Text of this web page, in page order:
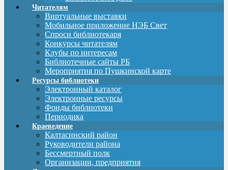
Читателям
Виртуальные выставки
Мобильное приложение НЭБ Свет
Спроси библиотекаря
Конкурсы читателям
Клубы по интересам
Библиотечные сайты РБ
Мероприятия по Пушкинской карте
Ресурсы библиотеки
Электронный каталог
Электронные ресурсы
Фонды библиотеки
Периодика
Краеведение
Калтасинский район
Руководители района
Бессмертный полк
Организации, предприятия